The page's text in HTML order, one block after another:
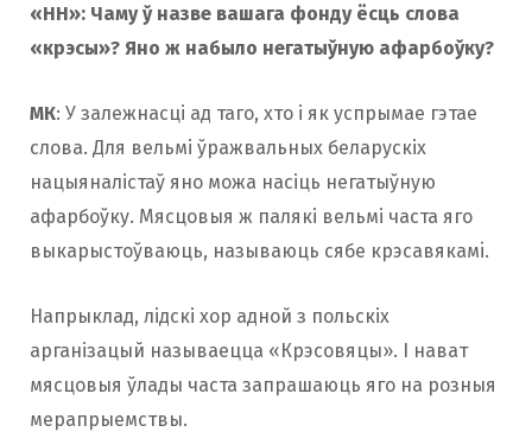
«НН»: Чаму ў назве вашага фонду ёсць слова
«крэсы»? Яно ж набыло негатыўную афарбоўку?
МК: У залежнасці ад таго, хто і як успрымае гэтае
слова. Для вельмі ўражвальных беларускіх
нацыяналістаў яно можа насіць негатыўную
афарбоўку. Мясцовыя ж палякі вельмі часта яго
выкарыстоўваюць, называюць сябе крэсавякамi.
Напрыклад, лідскі хор адной з польскіх
арганізацый называецца «Крэсовяцы». І нават
мясцовыя ўлады часта запрашаюць яго на розныя
мерапрыемствы.